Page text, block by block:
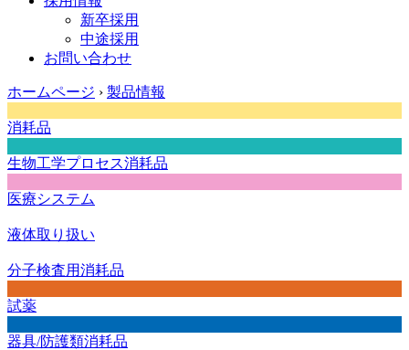
新卒採用
中途採用
お問い合わせ
ホームページ › 製品情報
消耗品
生物工学プロセス消耗品
医療システム
液体取り扱い
分子検査用消耗品
試薬
器具/防護類消耗品